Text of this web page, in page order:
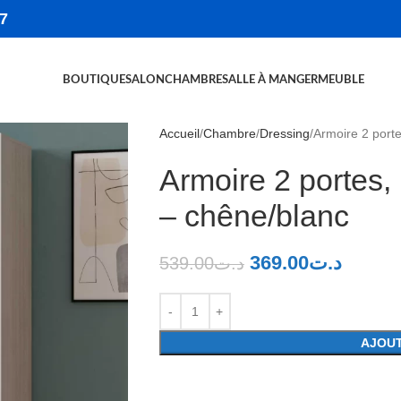
BOUTIQUESALONCHAMBRESALLE À MANGERMEUBLE
Accueil Chambre Dressing Armoire 2
Armoire 2
– chêne/blanc
د.ت539.00 د.ت369.00